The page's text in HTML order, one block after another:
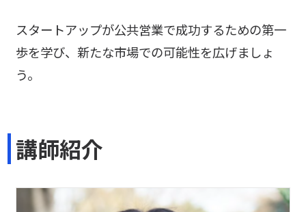
スタートアップが公共営業で成功するための第一
歩を学び、新たな市場での可能性を広げましょ
う。
講師紹介